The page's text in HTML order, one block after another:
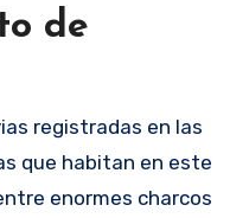
de
registradas en las
que habitan en este
enormes charcos